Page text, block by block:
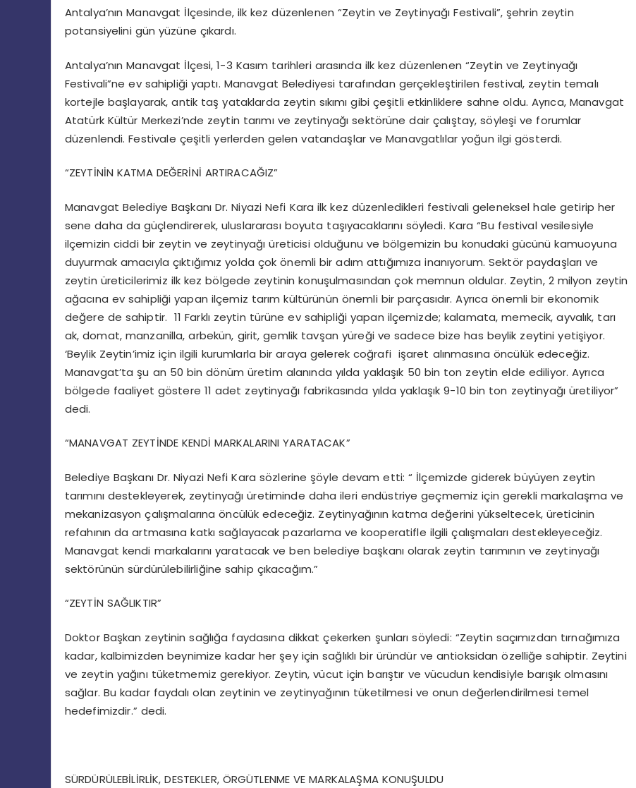
Antalya’nın Manavgat İlçesinde, ilk kez düzenlenen “Zeytin ve Zeytinyağı Festivali”, şehrin zeytin
potansiyelini gün yüzüne çıkardı.
Antalya’nın Manavgat İlçesi, 1-3 Kasım tarihleri arasında ilk kez düzenlenen “Zeytin ve Zeytinyağı
Festivali”ne ev sahipliği yaptı. Manavgat Belediyesi tarafından gerçekleştirilen festival, zeytin temalı
kortejle başlayarak, antik taş yataklarda zeytin sıkımı gibi çeşitli etkinliklere sahne oldu. Ayrıca, Manavgat
Atatürk Kültür Merkezi’nde zeytin tarımı ve zeytinyağı sektörüne dair çalıştay, söyleşi ve forumlar
düzenlendi. Festivale çeşitli yerlerden gelen vatandaşlar ve Manavgatlılar yoğun ilgi gösterdi.
“ZEYTİNİN KATMA DEĞERİNİ ARTIRACAĞIZ”
Manavgat Belediye Başkanı Dr. Niyazi Nefi Kara ilk kez düzenledikleri festivali geleneksel hale getirip her
sene daha da güçlendirerek, uluslararası boyuta taşıyacaklarını söyledi. Kara “Bu festival vesilesiyle
ilçemizin ciddi bir zeytin ve zeytinyağı üreticisi olduğunu ve bölgemizin bu konudaki gücünü kamuoyuna
duyurmak amacıyla çıktığımız yolda çok önemli bir adım attığımıza inanıyorum. Sektör paydaşları ve
zeytin üreticilerimiz ilk kez bölgede zeytinin konuşulmasından çok memnun oldular. Zeytin, 2 milyon zeytin
ağacına ev sahipliği yapan ilçemiz tarım kültürünün önemli bir parçasıdır. Ayrıca önemli bir ekonomik
değere de sahiptir. 11 Farklı zeytin türüne ev sahipliği yapan ilçemizde; kalamata, memecik, ayvalık, tarı
ak, domat, manzanilla, arbekün, girit, gemlik tavşan yüreği ve sadece bize has beylik zeytini yetişiyor.
‘Beylik Zeytin’imiz için ilgili kurumlarla bir araya gelerek coğrafi işaret alınmasına öncülük edeceğiz.
Manavgat’ta şu an 50 bin dönüm üretim alanında yılda yaklaşık 50 bin ton zeytin elde ediliyor. Ayrıca
bölgede faaliyet göstere 11 adet zeytinyağı fabrikasında yılda yaklaşık 9-10 bin ton zeytinyağı üretiliyor”
dedi.
“MANAVGAT ZEYTİNDE KENDİ MARKALARINI YARATACAK”
Belediye Başkanı Dr. Niyazi Nefi Kara sözlerine şöyle devam etti: “ İlçemizde giderek büyüyen zeytin
tarımını destekleyerek, zeytinyağı üretiminde daha ileri endüstriye geçmemiz için gerekli markalaşma ve
mekanizasyon çalışmalarına öncülük edeceğiz. Zeytinyağının katma değerini yükseltecek, üreticinin
refahının da artmasına katkı sağlayacak pazarlama ve kooperatifle ilgili çalışmaları destekleyeceğiz.
Manavgat kendi markalarını yaratacak ve ben belediye başkanı olarak zeytin tarımının ve zeytinyağı
sektörünün sürdürülebilirliğine sahip çıkacağım.”
“ZEYTİN SAĞLIKTIR”
Doktor Başkan zeytinin sağlığa faydasına dikkat çekerken şunları söyledi: “Zeytin saçımızdan tırnağımıza
kadar, kalbimizden beynimize kadar her şey için sağlıklı bir üründür ve antioksidan özelliğe sahiptir. Zeytini
ve zeytin yağını tüketmemiz gerekiyor. Zeytin, vücut için barıştır ve vücudun kendisiyle barışık olmasını
sağlar. Bu kadar faydalı olan zeytinin ve zeytinyağının tüketilmesi ve onun değerlendirilmesi temel
hedefimizdir.” dedi.
SÜRDÜRÜLEBİLİRLİK, DESTEKLER, ÖRGÜTLENME VE MARKALAŞMA KONUŞULDU